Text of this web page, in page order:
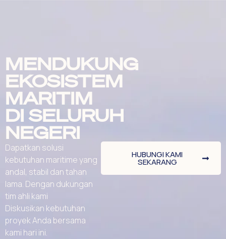
MENDUKUNG
EKOSISTEM
MARITIM
DI SELURUH
NEGERI
Dapatkan solusi
kebutuhan maritime yang
andal, stabil dan tahan
lama. Dengan dukungan
tim ahli kami
Diskusikan kebutuhan
proyek Anda bersama
kami hari ini.
HUBUNGI KAMI
SEKARANG